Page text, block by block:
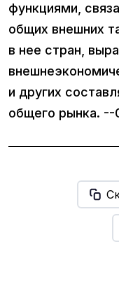
функциями,
общих внешних
в нее стран,
и других
общего рынка.